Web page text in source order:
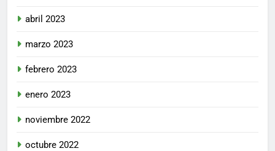
abril 2023
marzo 2023
febrero 2023
enero 2023
noviembre 2022
octubre 2022